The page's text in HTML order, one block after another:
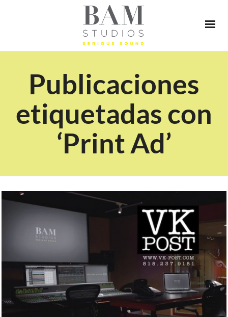
Publicaciones
etiquetadas con
‘Print Ad’